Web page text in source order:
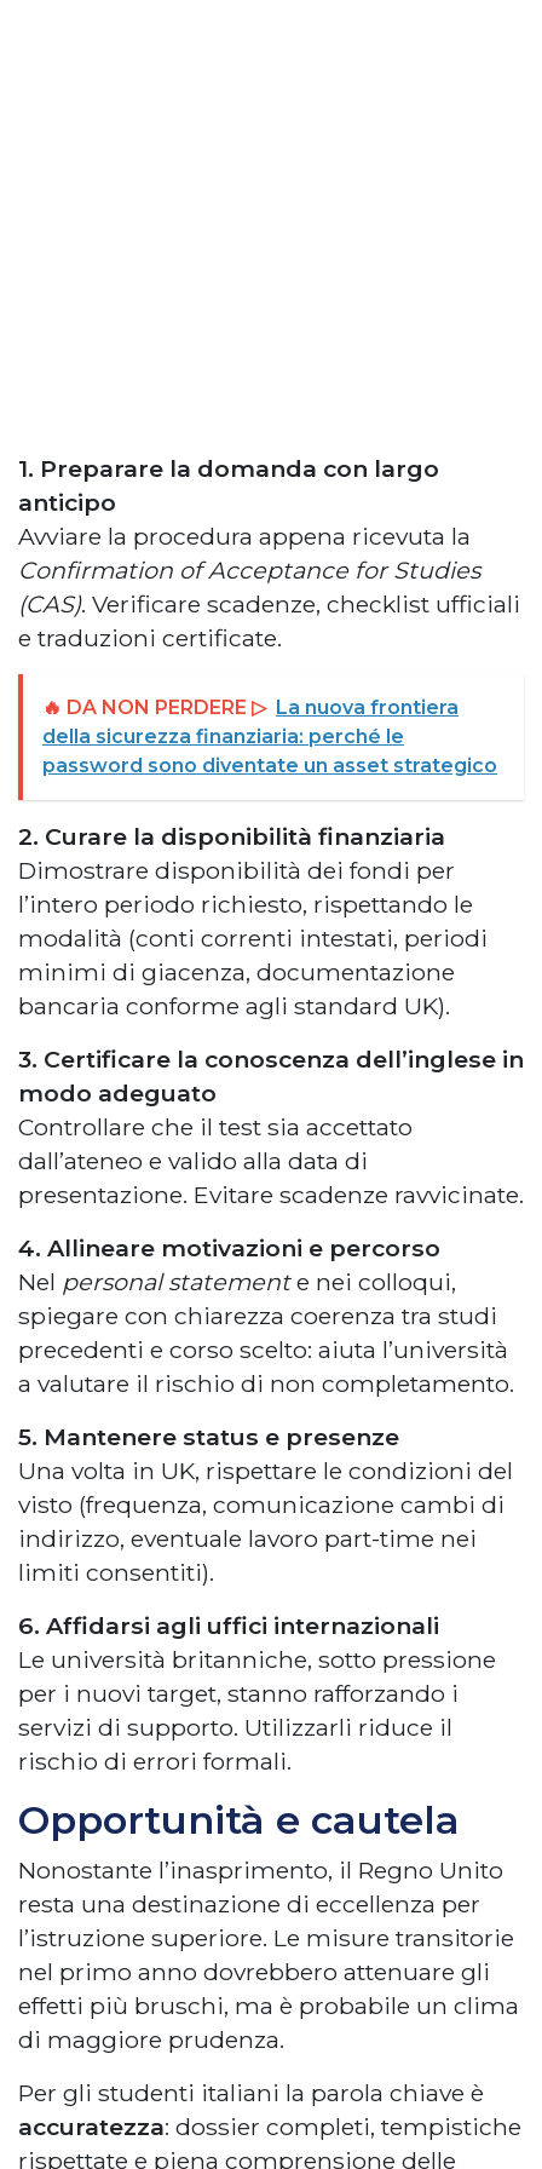
1. Preparare la domanda con largo
anticipo
Avviare la procedura appena ricevuta la
Confirmation of Acceptance for Studies
(CAS). Verificare scadenze, checklist ufficiali
e traduzioni certificate.
🔥 DA NON PERDERE ▷ La nuova frontiera
della sicurezza finanziaria: perché le
password sono diventate un asset strategico
2. Curare la disponibilità finanziaria
Dimostrare disponibilità dei fondi per
l’intero periodo richiesto, rispettando le
modalità (conti correnti intestati, periodi
minimi di giacenza, documentazione
bancaria conforme agli standard UK).
3. Certificare la conoscenza dell’inglese in
modo adeguato
Controllare che il test sia accettato
dall’ateneo e valido alla data di
presentazione. Evitare scadenze ravvicinate.
4. Allineare motivazioni e percorso
Nel personal statemente nei colloqui,
spiegare con chiarezza coerenza tra studi
precedenti e corso scelto: aiuta l’università
a valutare il rischio di non completamento.
5. Mantenere status e presenze
Una volta in UK, rispettare le condizioni del
visto (frequenza, comunicazione cambi di
indirizzo, eventuale lavoro part-time nei
limiti consentiti).
6. Affidarsi agli uffici internazionali
Le università britanniche, sotto pressione
per i nuovi target, stanno rafforzando i
servizi di supporto. Utilizzarli riduce il
rischio di errori formali.
Opportunità e cautela
Nonostante l’inasprimento, il Regno Unito
resta una destinazione di eccellenza per
l’istruzione superiore. Le misure transitorie
nel primo anno dovrebbero attenuare gli
effetti più bruschi, ma è probabile un clima
di maggiore prudenza.
Per gli studenti italiani la parola chiave è
accuratezza: dossier completi, tempistiche
rispettate e piena comprensione delle